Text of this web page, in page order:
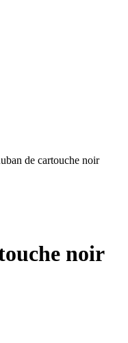
de cartouche noir
noir